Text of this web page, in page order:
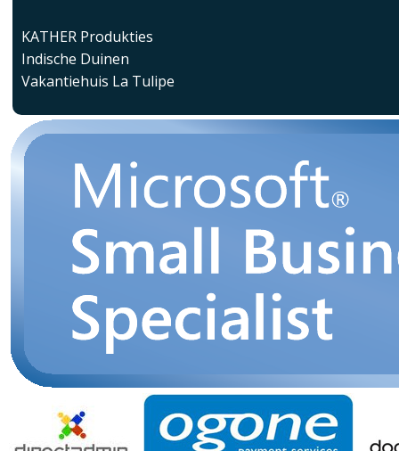
KATHER Produkties
Indische Duinen
Vakantiehuis La Tulipe